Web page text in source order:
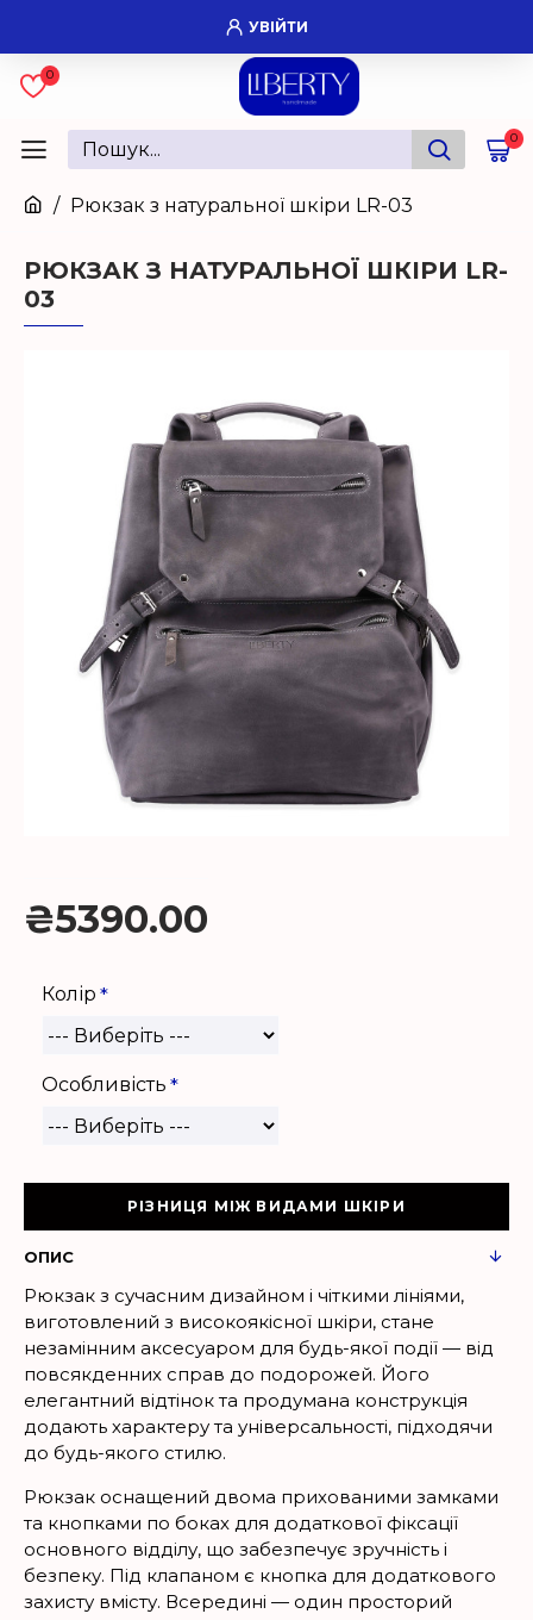
УВІЙТИ
0
0
Рюкзак з натуральної шкіри LR-03
РЮКЗАК З НАТУРАЛЬНОЇ ШКІРИ LR-
03
₴5390.00
Колір
Особливість
РІЗНИЦЯ МІЖ ВИДАМИ ШКІРИ
ОПИС
Рюкзак з сучасним дизайном і чіткими лініями,
виготовлений з високоякісної шкіри, стане
незамінним аксесуаром для будь-якої події — від
повсякденних справ до подорожей. Його
елегантний відтінок та продумана конструкція
додають характеру та універсальності, підходячи
до будь-якого стилю.
Рюкзак оснащений двома прихованими замками
та кнопками по боках для додаткової фіксації
основного відділу, що забезпечує зручність і
безпеку. Під клапаном є кнопка для додаткового
захисту вмісту. Всередині — один просторий